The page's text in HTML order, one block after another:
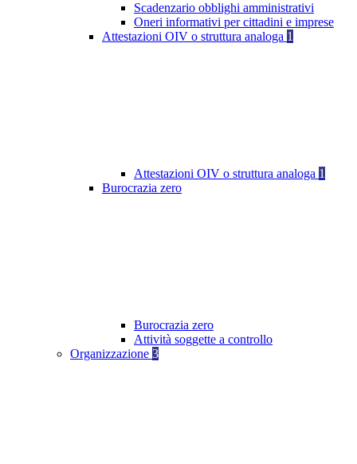
Scadenzario obblighi amministrativi
Oneri informativi per cittadini e imprese
Attestazioni OIV o struttura analoga 1
Attestazioni OIV o struttura analoga 1
Burocrazia zero
Burocrazia zero
Attività soggette a controllo
Organizzazione 3